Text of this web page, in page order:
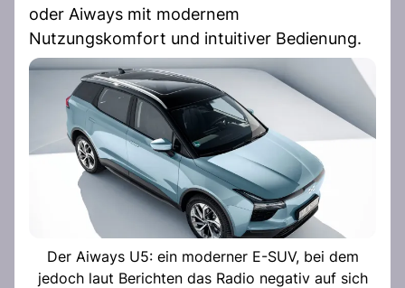
oder Aiways mit modernem
Nutzungskomfort und intuitiver Bedienung.
Der Aiways U5: ein moderner E-SUV, bei dem
jedoch laut Berichten das Radio negativ auf sich